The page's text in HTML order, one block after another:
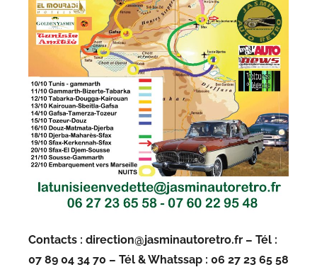
Contacts : direction@jasminautoretro.fr – Tél :
07 89 04 34 70 – Tél & Whatssap : 06 27 23 65 58